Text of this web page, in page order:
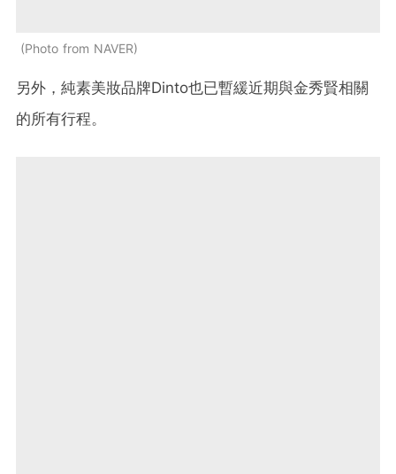
Photo from NAVER
另外，純素美妝品牌Dinto也已暫緩近期與金秀賢相關
的所有行程。